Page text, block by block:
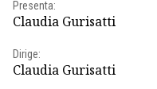
Presenta:
Claudia Gurisatti
Dirige:
Claudia Gurisatti